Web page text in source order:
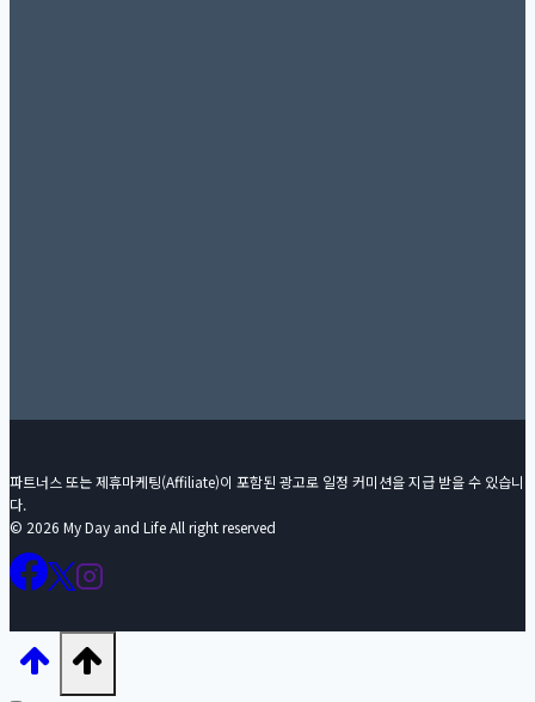
파트너스 또는 제휴마케팅(Affiliate)이 포함된 광고로 일정 커미션을 지급 받을 수 있습니
다.
© 2026 My Day and Life All right reserved